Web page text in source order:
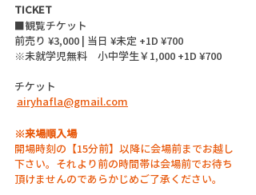
TICKET
■観覧チケット
前売り ¥3,000 | 当日 ¥未定 +1D ¥700
※未就学児無料　小中学生￥1,000 +1D ¥700
チケット
airyhafla@gmail.com
※来場順入場
開場時刻の【15分前】以降に会場前までお越し
下さい。それより前の時間帯は会場前でお待ち
頂けませんのであらかじめご了承ください。